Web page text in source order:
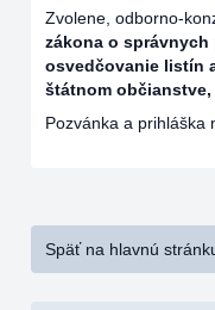
Zvolene, odborno-
zákona o správnych
osvedčovanie listín
štátnom občianstve,
Pozvánka a prihláška
Späť na hlavnú